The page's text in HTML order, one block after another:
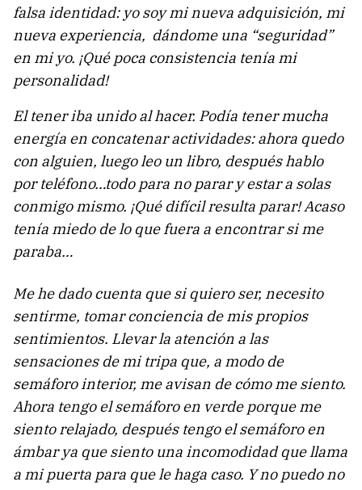
falsa identidad: yo soy mi nueva adquisición, mi
nueva experiencia, dándome una “seguridad”
en mi yo. ¡Qué poca consistencia tenía mi
personalidad!
El tener iba unido al hacer. Podía tener mucha
energía en concatenar actividades: ahora quedo
con alguien, luego leo un libro, después hablo
por teléfono…todo para no parar y estar a solas
conmigo mismo. ¡Qué difícil resulta parar! Acaso
tenía miedo de lo que fuera a encontrar si me
paraba…
Me he dado cuenta que si quiero ser, necesito
sentirme, tomar conciencia de mis propios
sentimientos. Llevar la atención a las
sensaciones de mi tripa que, a modo de
semáforo interior, me avisan de cómo me siento.
Ahora tengo el semáforo en verde porque me
siento relajado, después tengo el semáforo en
ámbar ya que siento una incomodidad que llama
a mi puerta para que le haga caso. Y no puedo no